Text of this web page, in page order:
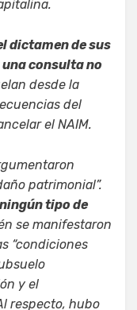
dictamen de sus
consulta no
desde la
del
el NAIM.
patrimonial”.
tipo de
se manifestaron
“condiciones
y el
respecto, hubo